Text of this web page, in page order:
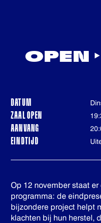
OPEN
DATUM
ZAAL OPEN
AANVANG
EINDTIJD
Op 12 november staat
programma: de
bijzondere project helpt
klachten bij hun herstel,